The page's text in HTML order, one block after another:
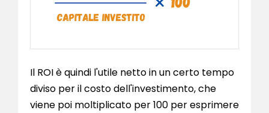
Il ROI è quindi l'utile netto in un certo tempo
diviso per il costo dell'investimento, che
viene poi moltiplicato per 100 per esprimere